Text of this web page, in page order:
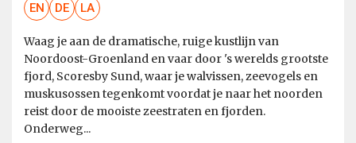
EN DE LA
Waag je aan de dramatische, ruige kustlijn van
Noordoost-Groenland en vaar door 's werelds grootste
fjord, Scoresby Sund, waar je walvissen, zeevogels en
muskusossen tegenkomt voordat je naar het noorden
reist door de mooiste zeestraten en fjorden.
Onderweg...